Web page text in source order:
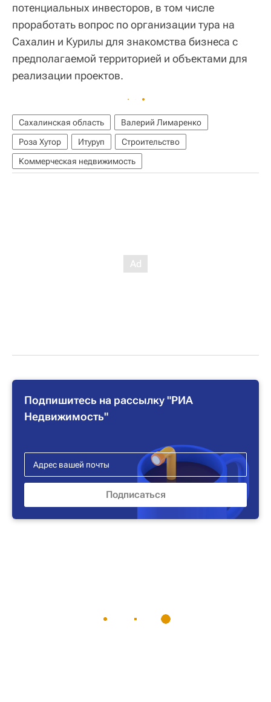
потенциальных инвесторов, в том числе
проработать вопрос по организации тура на
Сахалин и Курилы для знакомства бизнеса с
предполагаемой территорией и объектами для
реализации проектов.
Сахалинская область
Валерий Лимаренко
Роза Хутор
Итуруп
Строительство
Коммерческая недвижимость
Подпишитесь на рассылку "РИА
Недвижимость"